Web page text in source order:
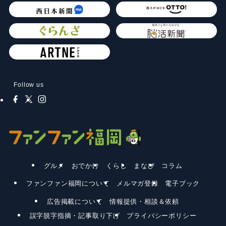
Follow us
グルメ おでかけ くらし まなび コラム
ファンファン福岡について メルマガ登録 電子ブック
広告掲載について
情報提供・相談＆依頼
誤字脱字指摘・記事取り下げ
プライバシーポリシー